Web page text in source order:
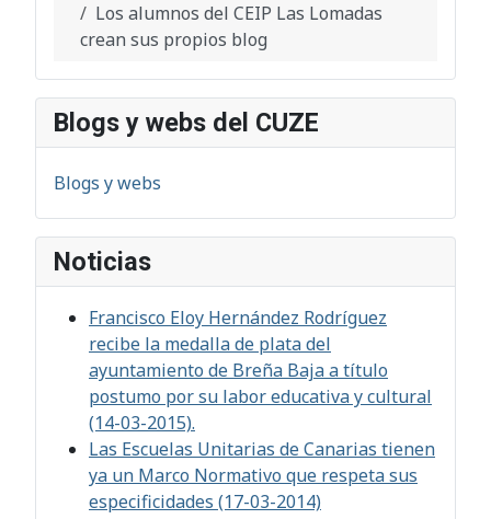
Los alumnos del CEIP Las Lomadas
crean sus propios blog
Blogs y webs del CUZE
Blogs y webs
Noticias
Francisco Eloy Hernández Rodríguez
recibe la medalla de plata del
ayuntamiento de Breña Baja a título
postumo por su labor educativa y cultural
(14-03-2015).
Las Escuelas Unitarias de Canarias tienen
ya un Marco Normativo que respeta sus
especificidades (17-03-2014)